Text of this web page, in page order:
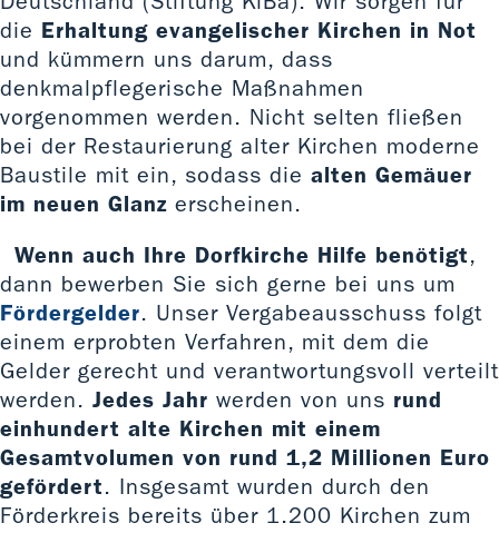
die Erhaltung evangelischer Kirchen in Not
und kümmern uns darum, dass
denkmalpflegerische Maßnahmen
vorgenommen werden. Nicht selten fließen
bei der Restaurierung alter Kirchen moderne
Baustile mit ein, sodass die alten Gemäuer
im neuen Glanz erscheinen.
Wenn auch Ihre Dorfkirche Hilfe benötigt,
dann bewerben Sie sich gerne bei uns um
Fördergelder. Unser Vergabeausschuss folgt
einem erprobten Verfahren, mit dem die
Gelder gerecht und verantwortungsvoll verteilt
werden. Jedes Jahr werden von uns rund
einhundert alte Kirchen mit einem
Gesamtvolumen von rund 1,2 Millionen Euro
gefördert. Insgesamt wurden durch den
Förderkreis bereits über 1.200 Kirchen zum